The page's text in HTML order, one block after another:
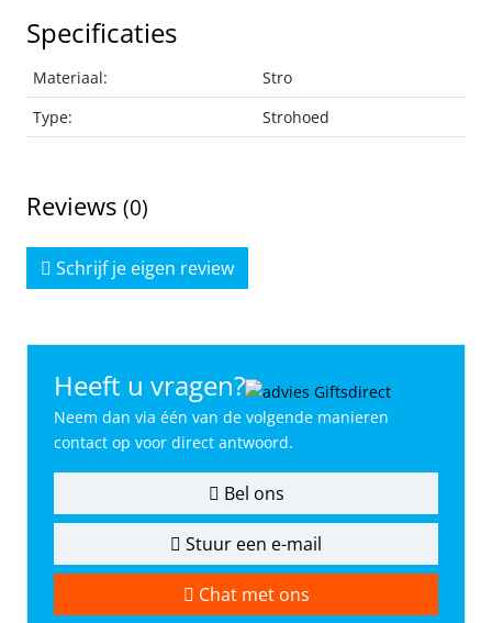
Specificaties
Materiaal:
Stro
Type:
Strohoed
Reviews (0)
Schrijf je eigen review
Heeft u vragen?
Neem dan via één van de volgende manieren
contact op voor direct antwoord.
Bel ons
Stuur een e-mail
Chat met ons